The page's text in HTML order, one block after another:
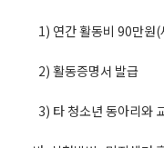
1) 연간 활동비 90만원(
2) 활동증명서 발급
3) 타 청소년 동아리와